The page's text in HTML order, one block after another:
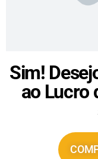
Sim!
ao Lucro